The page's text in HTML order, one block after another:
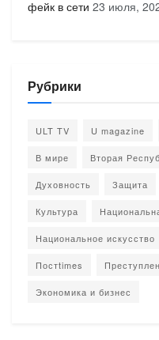
фейк в сети 23 июля,
Рубрики
ULT TV U magazine
В мире Вторая
Духовность Защита
Культура
Национальное искусство
Постtimes
Экономика и бизнес